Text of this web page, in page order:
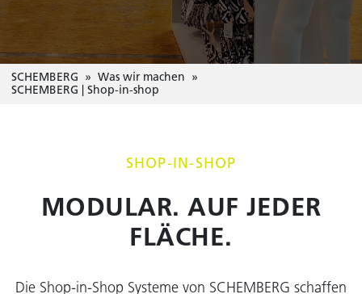
SCHEMBERG
Was wir machen
SCHEMBERG | Shop-in-shop
SHOP-IN-SHOP
MODULAR. AUF JEDER
FLÄCHE.
Die Shop-in-Shop Systeme von SCHEMBERG schaffen